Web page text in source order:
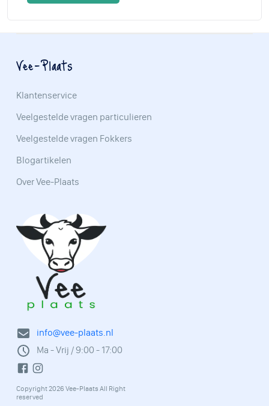
info@vee-plaats.nl
Ma - Vrij / 9:00 - 17:00
Copyright 2026 Vee-Plaats All Right
reserved
Vee-Plaats
Klantenservice
Veelgestelde vragen particulieren
Veelgestelde vragen Fokkers
Blogartikelen
Over Vee-Plaats